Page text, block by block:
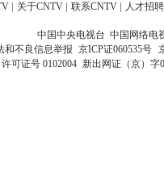
关于CNTV 联系CNTV 人才招聘
中国中央电视台 中国网络电
和不良信息举报 京ICP证060535号
可证号 0102004 新出网证（京）